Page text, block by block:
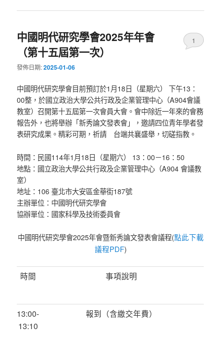
中國明代研究學會2025年年會
（第十五屆第一次）
發佈日期:2025-01-06
1
中國明代研究學會目前預訂於1月18日（星期六） 下午13：
00整，於國立政治大學公共行政及企業管理中心（A904會議
教室）召開第十五屆第一次會員大會。會中除近一年來的會務
報告外，也將舉辦「新秀論文發表會」，邀請四位青年學者發
表研究成果。精彩可期，祈請 台端共襄盛舉，切磋指教。
時間：民國114年1月18日（星期六） 13：00－16：50
地點：國立政治大學公共行政及企業管理中心（A904 會議教
室）
地址：106 臺北市大安區金華街187號
主辦單位：中國明代研究學會
協辦單位：國家科學及技術委員會
中國明代研究學會2025年會暨新秀論文發表會議程(點此下載
議程PDF)
時間 事項說明
13:00-
13:10
報到（含繳交年費）